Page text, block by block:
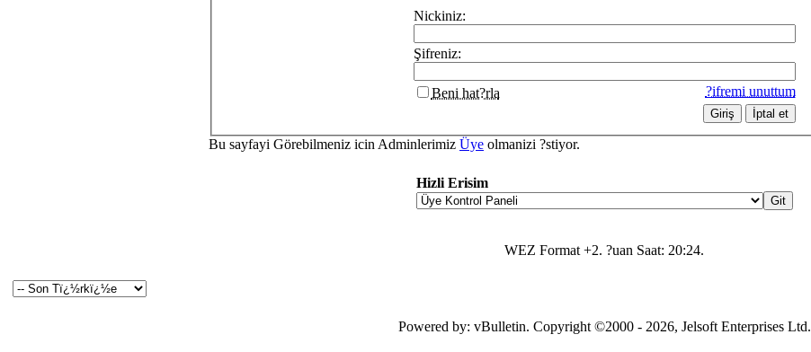
Nickiniz:
Şifreniz:
?ifremi unuttum
Beni hat?rla
Bu sayfayi Görebilmeniz icin Adminlerimiz Üye olmanizi ?stiyor.
Hizli Erisim
WEZ Format +2. ?uan Saat: 20:24.
Powered by: vBulletin. Copyright ©2000 - 2026, Jelsoft Enterprises Ltd.